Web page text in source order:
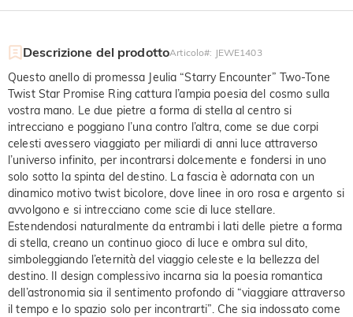
Descrizione del prodottoArticolo#: JEWE1403
Questo anello di promessa Jeulia “Starry Encounter” Two-Tone
Twist Star Promise Ring cattura l’ampia poesia del cosmo sulla
vostra mano. Le due pietre a forma di stella al centro si
intrecciano e poggiano l’una contro l’altra, come se due corpi
celesti avessero viaggiato per miliardi di anni luce attraverso
l’universo infinito, per incontrarsi dolcemente e fondersi in uno
solo sotto la spinta del destino. La fascia è adornata con un
dinamico motivo twist bicolore, dove linee in oro rosa e argento si
avvolgono e si intrecciano come scie di luce stellare.
Estendendosi naturalmente da entrambi i lati delle pietre a forma
di stella, creano un continuo gioco di luce e ombra sul dito,
simboleggiando l’eternità del viaggio celeste e la bellezza del
destino. Il design complessivo incarna sia la poesia romantica
dell’astronomia sia il sentimento profondo di “viaggiare attraverso
il tempo e lo spazio solo per incontrarti”. Che sia indossato come